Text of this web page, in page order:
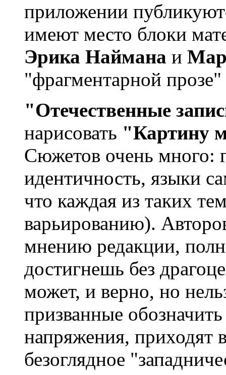
приложении
имеют место блоки
Эрика Наймана и
"фрагментарной прозе"
"Отечественные
нарисовать "Картину
Сюжетов очень много:
идентичность, языки
что каждая из таких
варьированию).
мнению редакции,
достигнешь без
может, и верно, но
призванные
напряжения,
безоглядное